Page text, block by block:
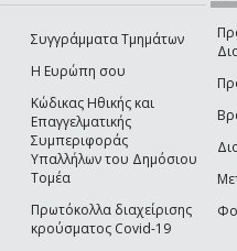
Συγγράμματα Τμημάτων
Η Ευρώπη σου
Κώδικας Ηθικής και
Επαγγελματικής
Συμπεριφοράς
Υπαλλήλων του Δημόσιου
Τομέα
Πρωτόκολλα διαχείρισης
κρούσματος Covid-19